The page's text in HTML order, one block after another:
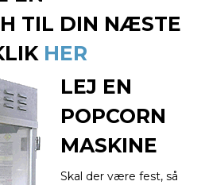
TIL DIN NÆSTE
HER
LEJ EN
POPCORN
MASKINE
Skal der være fest, så